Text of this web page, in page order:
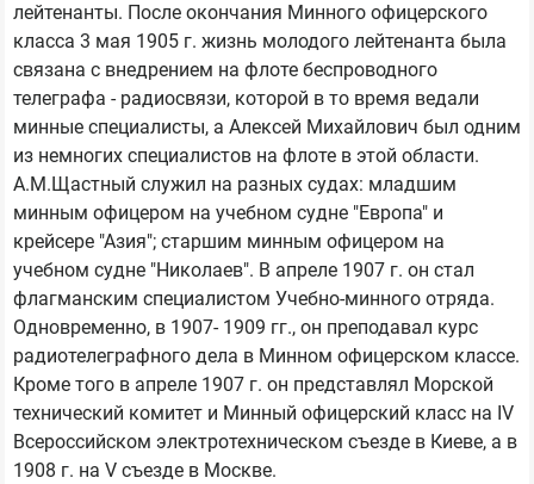
лейтенанты. После окончания Минного офицерского
класса 3 мая 1905 г. жизнь молодого лейтенанта была
связана с внедрением на флоте беспроводного
телеграфа - радиосвязи, которой в то время ведали
минные специалисты, а Алексей Михайлович был одним
из немногих специалистов на флоте в этой области.
А.М.Щастный служил на разных судах: младшим
минным офицером на учебном судне "Европа" и
крейсере "Азия"; старшим минным офицером на
учебном судне "Николаев". В апреле 1907 г. он стал
флагманским специалистом Учебно-минного отряда.
Одновременно, в 1907- 1909 гг., он преподавал курс
радиотелеграфного дела в Минном офицерском классе.
Кроме того в апреле 1907 г. он представлял Морской
технический комитет и Минный офицерский класс на IV
Всероссийском электротехническом съезде в Киеве, а в
1908 г. на V съезде в Москве.